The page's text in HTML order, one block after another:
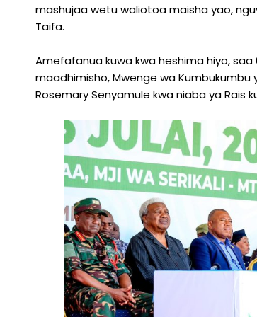
mashujaa wetu waliotoa maisha yao,
Taifa.
Amefafanua kuwa kwa heshima hiyo, saa
maadhimisho, Mwenge wa Kumbukumbu
Rosemary Senyamule kwa niaba ya Rais